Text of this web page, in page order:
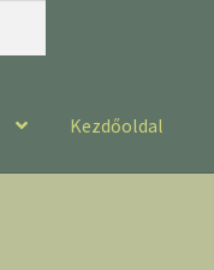
Kezdőoldal